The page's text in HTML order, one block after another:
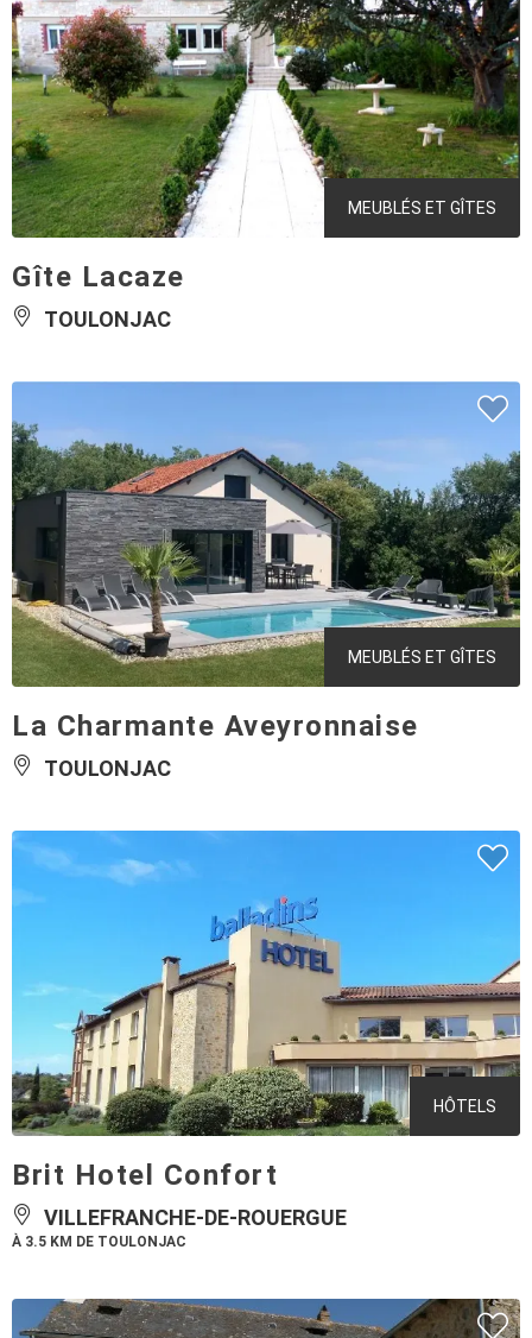
MEUBLÉS ET GÎTES
Gîte Lacaze
TOULONJAC
MEUBLÉS ET GÎTES
La Charmante Aveyronnaise
TOULONJAC
HÔTELS
Brit Hotel Confort
VILLEFRANCHE-DE-ROUERGUE
À 3.5 KM DE TOULONJAC